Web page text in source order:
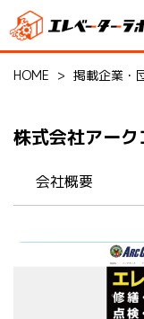
HOME > 掲載企業・
株式会社アー
会社概要